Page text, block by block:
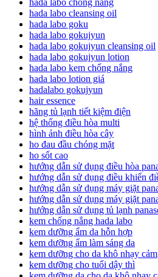
hada labo chống nắng
hada labo cleansing oil
hada labo goku
hada labo gokujyun
hada labo gokujyun cleansing oil
hada labo gokujyun lotion
hada labo kem chống nắng
hada labo lotion giá
hadalabo gokujyun
hair essence
hãng tủ lạnh tiết kiệm điện
hệ thống điều hòa multi
hình ảnh điều hòa cây
ho đau đầu chóng mặt
ho sốt cao
hướng dẫn sử dụng điều hòa
hướng dẫn sử dụng điều khiển
hướng dẫn sử dụng máy giặt
hướng dẫn sử dụng máy giặt
hướng dẫn sử dụng tủ lạnh
kem chống nắng hada labo
kem dưỡng ẩm da hỗn hợp
kem dưỡng ẩm làm sáng da
kem dưỡng cho da khô nhạy cảm
kem dưỡng cho tuổi dậy thì